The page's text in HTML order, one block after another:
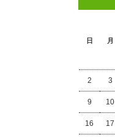
日 月
2 3
9 10
16 17